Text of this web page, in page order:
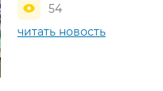
54
читать новость